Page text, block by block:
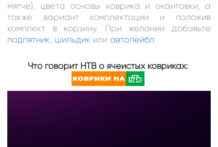
мягче), цвета основы коврика и окантовки, а
также вариант комплектации и положив
комплект в корзину. При желании добавьте
подпятник шильдик или автолейбл.
Что говорит НТВ о ячеистых ковриках: